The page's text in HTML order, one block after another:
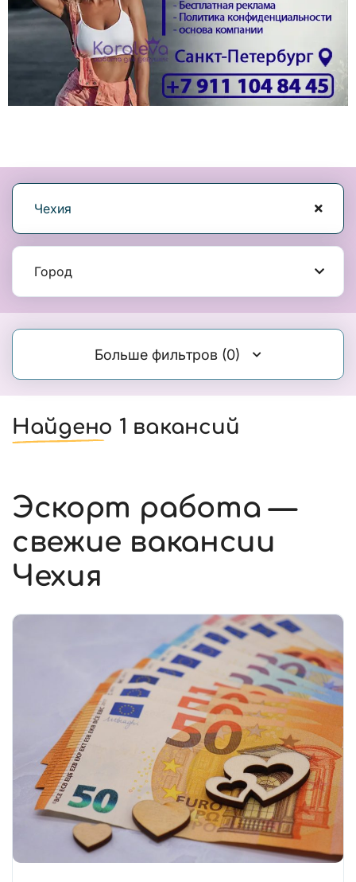
Чехия
Город
Больше фильтров (0)
Найдено 1 вакансий
Эскорт работа —
свежие вакансии
Чехия